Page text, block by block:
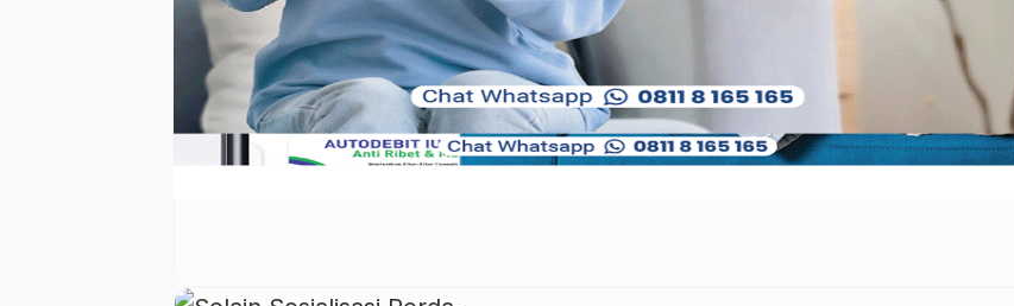
Takbenda ini berlangsung di Lembang
(Desa) Lea, Kecamatan Makale,
Kabupaten Tana Toraja, Minggu, 31
Januari 2021. Kegiatan […]